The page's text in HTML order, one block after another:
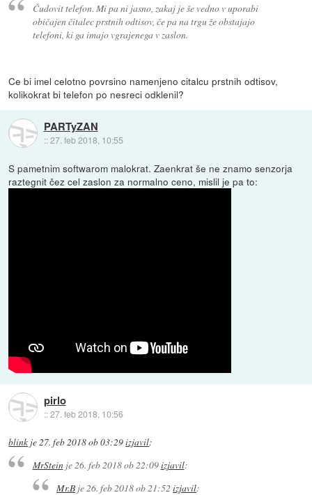
Čudovit telefon. Mi pa ni jasno, zakaj je še vedno v uporabi
običajen čitalec prstnih odtisov, če pa na trgu že obstajajo
telefoni, ki ga imajo vgrajenega v zaslon.
Ce bi imel celotno povrsino namenjeno citalcu prstnih odtisov,
kolikokrat bi telefon po nesreci odklenil?
PARTyZAN
::27. feb 2018, 10:55
S pametnim softwarom malokrat. Zaenkrat še ne znamo senzorja
raztegnit čez cel zaslon za normalno ceno, mislil je pa to:
pirlo
::27. feb 2018, 10:56
blink je 27. feb 2018 ob 03:29izjavil:
MrSteinje26. feb 2018 ob 22:09izjavil:
Mr.B je 26. feb 2018 ob 21:52izjavil: